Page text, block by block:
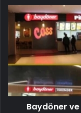
Baydöner ve